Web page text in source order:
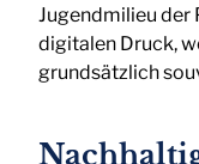
Jugendmilieu der
digitalen Druck,
grundsätzlich